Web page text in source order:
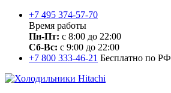
+7 495 374-57-70
Время работы
Пн-Пт: с 8:00 до 22:00
Сб-Вс: с 9:00 до 22:00
+7 800 333-46-21 Бесплатно по РФ